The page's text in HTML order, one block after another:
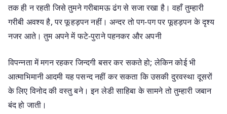
तक ही न रहती जिसे तुमने गरीबामऊ ढंग से सजा रखा है। वहाँ तुम्हारी
गरीबी अवश्य है, पर फूहड़पन नहीं। अन्दर तो पग-पग पर फूहड़पन के दृश्य
नजर आते। तुम अपने में फटे-पुराने पहनकर और अपनी
विपन्नता में मगन रहकर जिन्दगी बसर कर सकते हो; लेकिन कोई भी
आत्माभिमानी आदमी यह पसन्द नहीं कर सकता कि उसकी दुरवस्था दूसरों
के लिए विनोद की वस्तु बने। इन लेडी साहिबा के सामने तो तुम्हारी जबान
बंद हो जाती।